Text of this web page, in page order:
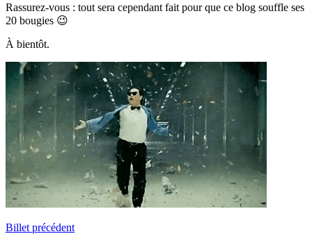
Rassurez-vous : tout sera cependant fait pour que ce blog souffle ses
20 bougies 😉
À bientôt.
Billet précédent